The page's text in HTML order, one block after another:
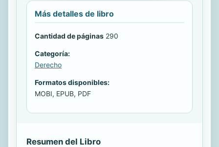
Más detalles de libro
Cantidad de páginas 290
Categoría:
Derecho
Formatos disponibles:
MOBI, EPUB, PDF
Resumen del Libro